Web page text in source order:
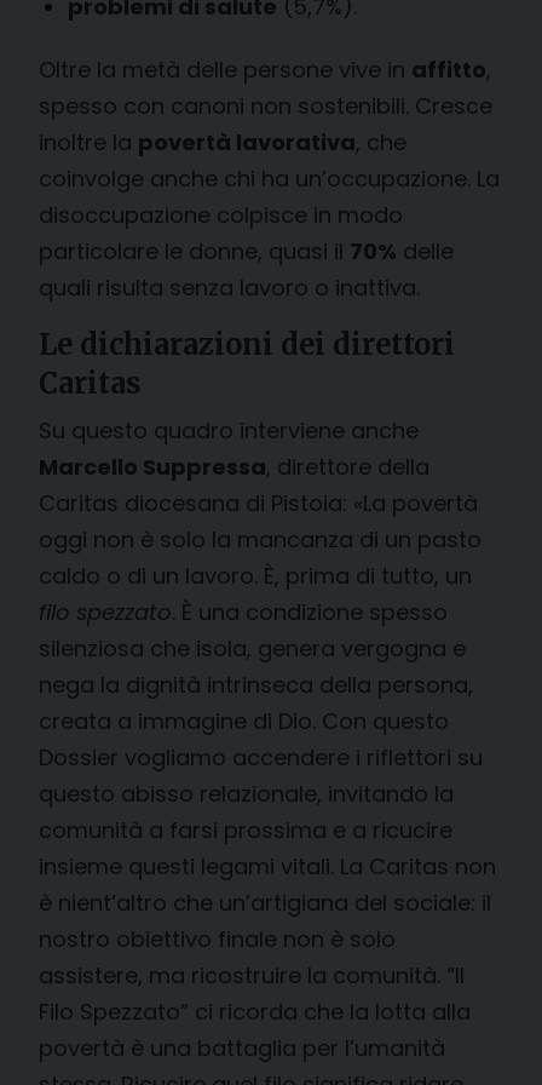
problemi di salute (5,7%).
Oltre la metà delle persone vive in affitto,
spesso con canoni non sostenibili. Cresce
inoltre la povertà lavorativa, che
coinvolge anche chi ha un’occupazione. La
disoccupazione colpisce in modo
particolare le donne, quasi il 70% delle
quali risulta senza lavoro o inattiva.
Le dichiarazioni dei direttori
Caritas
Su questo quadro interviene anche
Marcello Suppressa, direttore della
Caritas diocesana di Pistoia: «La povertà
oggi non è solo la mancanza di un pasto
caldo o di un lavoro. È, prima di tutto, un
filo spezzato. È una condizione spesso
silenziosa che isola, genera vergogna e
nega la dignità intrinseca della persona,
creata a immagine di Dio. Con questo
Dossier vogliamo accendere i riflettori su
questo abisso relazionale, invitando la
comunità a farsi prossima e a ricucire
insieme questi legami vitali. La Caritas non
è nient’altro che un’artigiana del sociale: il
nostro obiettivo finale non è solo
assistere, ma ricostruire la comunità. “Il
Filo Spezzato” ci ricorda che la lotta alla
povertà è una battaglia per l’umanità